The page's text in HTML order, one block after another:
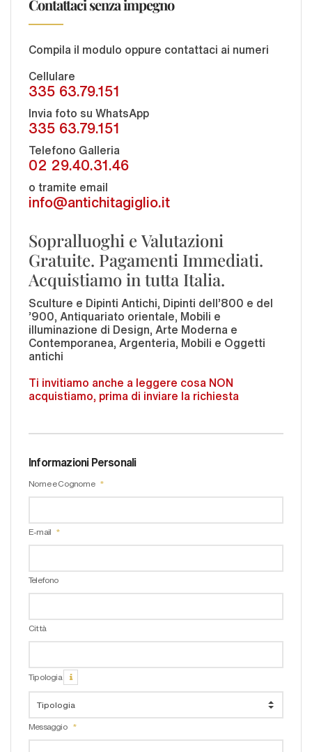
Contattaci senza impegno
Compila il modulo oppure contattaci ai numeri
Cellulare
335 63.79.151
Invia foto su WhatsApp
335 63.79.151
Telefono Galleria
02 29.40.31.46
o tramite email
info@antichitagiglio.it
Sopralluoghi e Valutazioni
Gratuite. Pagamenti Immediati.
Acquistiamo in tutta Italia.
Sculture e Dipinti Antichi, Dipinti dell'800 e del
'900, Antiquariato orientale, Mobili e
illuminazione di Design, Arte Moderna e
Contemporanea, Argenteria, Mobili e Oggetti
antichi
Ti invitiamo anche a leggere cosa NON
acquistiamo, prima di inviare la richiesta
Informazioni Personali
Nome e Cognome
E-mail
Telefono
Città
Tipologia
Messaggio